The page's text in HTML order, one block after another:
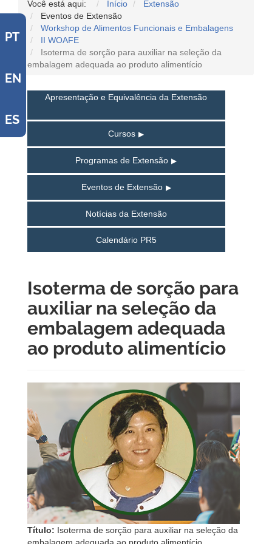
PT
EN
ES
Você está aqui: Início
Extensão
Eventos de Extensão
Workshop de Alimentos Funcionais e Embalagens
II WOAFE
Isoterma de sorção para auxiliar na seleção da
embalagem adequada ao produto alimentício
Apresentação e Equivalência da Extensão
Cursos
Programas de Extensão
Eventos de Extensão
Notícias da Extensão
Calendário PR5
Isoterma de sorção para
auxiliar na seleção da
embalagem adequada
ao produto alimentício
Título: Isoterma de sorção para auxiliar na seleção da
embalagem adequada ao produto alimentício